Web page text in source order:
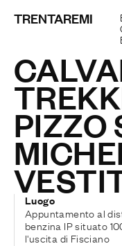
TRENTAREMI
PIZZO
Luogo
Appuntamento al
benzina IP situato
l'uscita di Fisciano